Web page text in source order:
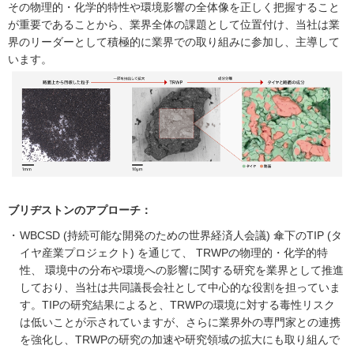
その物理的・化学的特性や環境影響の全体像を正しく把握すること
が重要であることから、業界全体の課題として位置付け、当社は業
界のリーダーとして積極的に業界での取り組みに参加し、主導して
います。
ブリヂストンのアプローチ：
WBCSD (持続可能な開発のための世界経済人会議) 傘下のTIP (タ
イヤ産業プロジェクト) を通じて、 TRWPの物理的・化学的特
性、 環境中の分布や環境への影響に関する研究を業界として推進
しており、当社は共同議長会社として中心的な役割を担っていま
す。TIPの研究結果によると、TRWPの環境に対する毒性リスク
は低いことが示されていますが、さらに業界外の専門家との連携
を強化し、TRWPの研究の加速や研究領域の拡大にも取り組んで